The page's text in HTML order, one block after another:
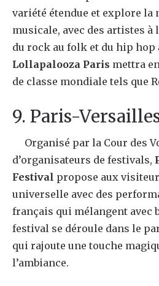
variété étendue et explore la
musicale, avec des artistes à
du rock au folk et du hip hop
Lollapalooza Paris mettra
de classe mondiale tels que
9. Paris-
Organisé par la Cour des
d’organisateurs de festivals,
Festival propose aux
universelle avec des
français qui mélangent avec
festival se déroule dans le
qui rajoute une touche
l’ambiance.